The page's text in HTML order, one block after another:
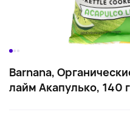
Barnana,
лайм Акапулько, 140